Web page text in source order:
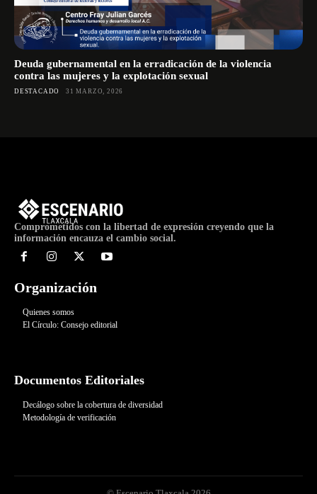
Deuda gubernamental en la erradicación de la violencia
contra las mujeres y la explotación sexual
DESTACADO 31 MARZO, 2026
Comprometidos con la libertad de expresión creyendo que la
información encauza el cambio social.
Organización
Quienes somos
El Círculo: Consejo editorial
Documentos Editoriales
Decálogo sobre la cobertura de diversidad
Metodología de verificación